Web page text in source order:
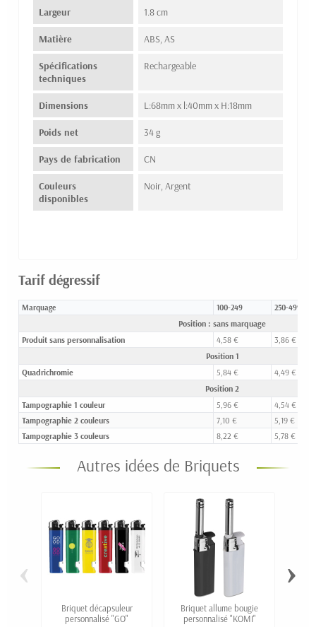
Largeur 1.8 cm
Matière ABS, AS
Spécifications
techniques
Rechargeable
Dimensions L:68mm x l:40mm x H:18mm
Poids net 34 g
Pays de fabrication CN
Couleurs
disponibles
Noir, Argent
Tarif dégressif
Marquage 100-249 250-499
Position : sans marquage
Produit sans personnalisation
4,58 €
3,86 €
Position 1
Quadrichromie
5,84 €
4,49 €
Position 2
Tampographie 1 couleur
5,96 €
4,54 €
Tampographie 2 couleurs
7,10 €
5,19 €
Tampographie 3 couleurs
8,22 € 5,78 €
Autres idées de Briquets
Briquet décapsuleur
personnalisé "GO"
Briquet allume bougie
personnalisé "KOMI"
‹ ›